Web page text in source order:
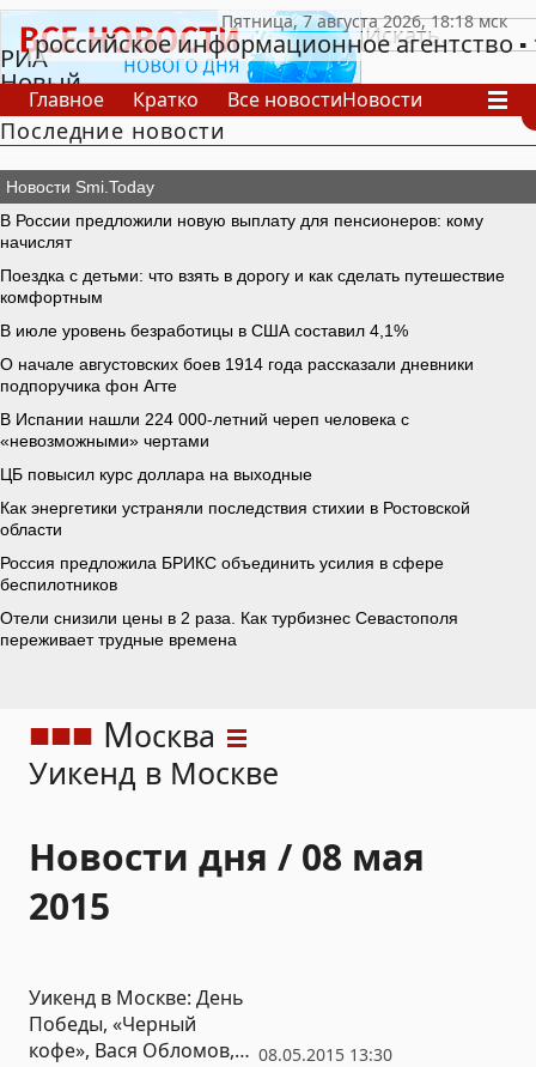
РИА
Новый
День
российское информационное агентство
Главное Кратко Все новостиНовости
В России
В мире
СпецпроектыПроекты Архив
Последние новости
Москва
Уикенд в Москве
Новости дня / 08 мая
2015
08.05.2015 13:30
Уикенд в Москве: День
Победы, «Черный
кофе», Вася Обломов,